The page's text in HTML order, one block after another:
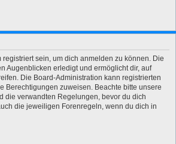
registriert sein, um dich anmelden zu können. Die
Augenblicken erledigt und ermöglicht dir, auf
Die Board-Administration kann registrierten
Berechtigungen zuweisen. Beachte bitte unsere
die verwandten Regelungen, bevor du dich
die jeweiligen Forenregeln, wenn du dich in